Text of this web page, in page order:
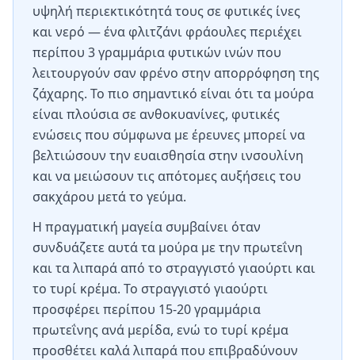
υψηλή περιεκτικότητά τους σε φυτικές ίνες
και νερό — ένα φλιτζάνι φράουλες περιέχει
περίπου 3 γραμμάρια φυτικών ινών που
λειτουργούν σαν φρένο στην απορρόφηση της
ζάχαρης. Το πιο σημαντικό είναι ότι τα μούρα
είναι πλούσια σε ανθοκυανίνες, φυτικές
ενώσεις που σύμφωνα με έρευνες μπορεί να
βελτιώσουν την ευαισθησία στην ινσουλίνη
και να μειώσουν τις απότομες αυξήσεις του
σακχάρου μετά το γεύμα.
Η πραγματική μαγεία συμβαίνει όταν
συνδυάζετε αυτά τα μούρα με την πρωτεΐνη
και τα λιπαρά από το στραγγιστό γιαούρτι και
το τυρί κρέμα. Το στραγγιστό γιαούρτι
προσφέρει περίπου 15-20 γραμμάρια
πρωτεΐνης ανά μερίδα, ενώ το τυρί κρέμα
προσθέτει καλά λιπαρά που επιβραδύνουν